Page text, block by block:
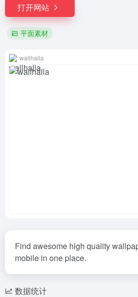
打开网站
平面素材
wallhalla
Find awesome high quality
mobile in one place.
数据统计